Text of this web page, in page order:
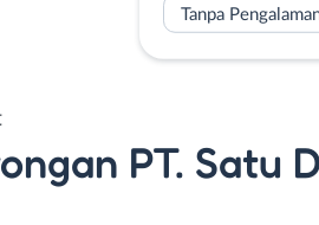
Tanpa
PT. Satu